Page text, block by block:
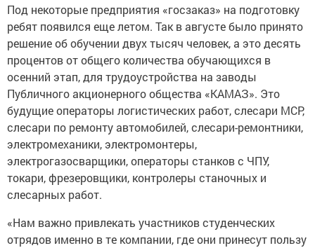
Под некоторые предприятия «госзаказ» на подготовку
ребят появился еще летом. Так в августе было принято
решение об обучении двух тысяч человек, а это десять
процентов от общего количества обучающихся в
осенний этап, для трудоустройства на заводы
Публичного акционерного общества «КАМАЗ». Это
будущие операторы логистических работ, слесари МСР,
слесари по ремонту автомобилей, слесари-ремонтники,
электромеханики, электромонтеры,
электрогазосварщики, операторы станков с ЧПУ,
токари, фрезеровщики, контролеры станочных и
слесарных работ.
«Нам важно привлекать участников студенческих
отрядов именно в те компании, где они принесут пользу